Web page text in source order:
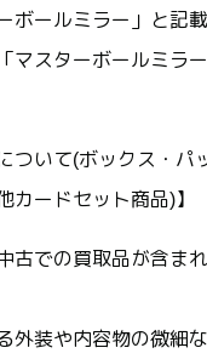
ボールミラー」と記載
マスターボールミラ
ついて(ボックス・パ
カードセット商品)】
古での買取品が含ま
外装や内容物の微細